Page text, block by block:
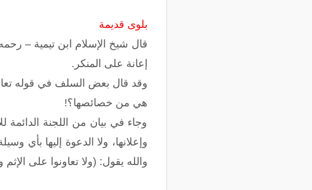
بلوى قديمة
قال شيخ الإسلام ابن تيمية –
إعانة على المنكر.
وقد قال بعض السلف في قوله
هي من خصائصها؟!
وجاء في بيان من اللجنة الدائمة
وإعلانها، ولا الدعوة إليها بأي
والله يقول: (ولا تعاونوا على